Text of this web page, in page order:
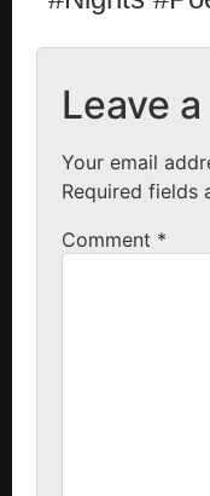
Leave
Your email
Required fields
Comment *